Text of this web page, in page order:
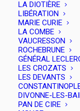
LA DIOTIÈRE
LIBÉRATION
MARIE CURIE
LA COMBE
VAUCRESSON
ROCHEBRUNE
GÉNÉRAL
LES CROZATS
LES DEVANTS
DIVONNE-LES-
PAN DE CIRE
de devenir
avec la
doit
un parfum
packaging
ne s'arrête